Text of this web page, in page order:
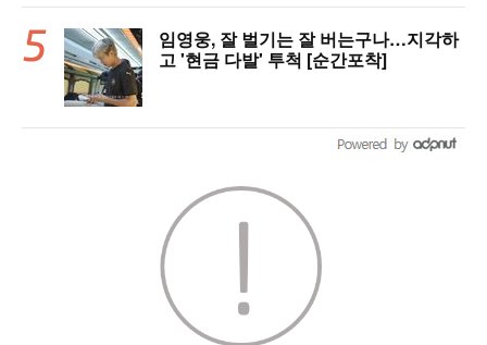
임영웅, 잘 벌기는 잘 버는구나…지각하
고 '현금 다발' 투척 [순간포착]